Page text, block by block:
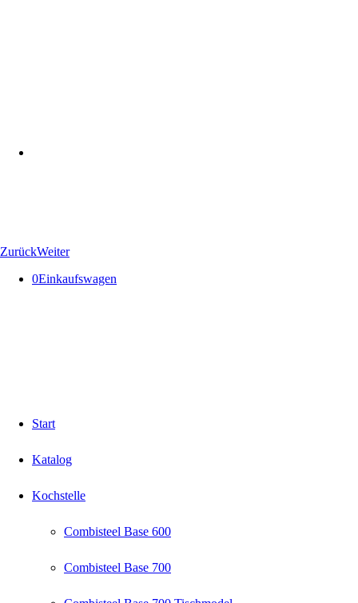
ZurückWeiter
0Einkaufswagen
Start
Katalog
Kochstelle
Combisteel Base 600
Combisteel Base 700